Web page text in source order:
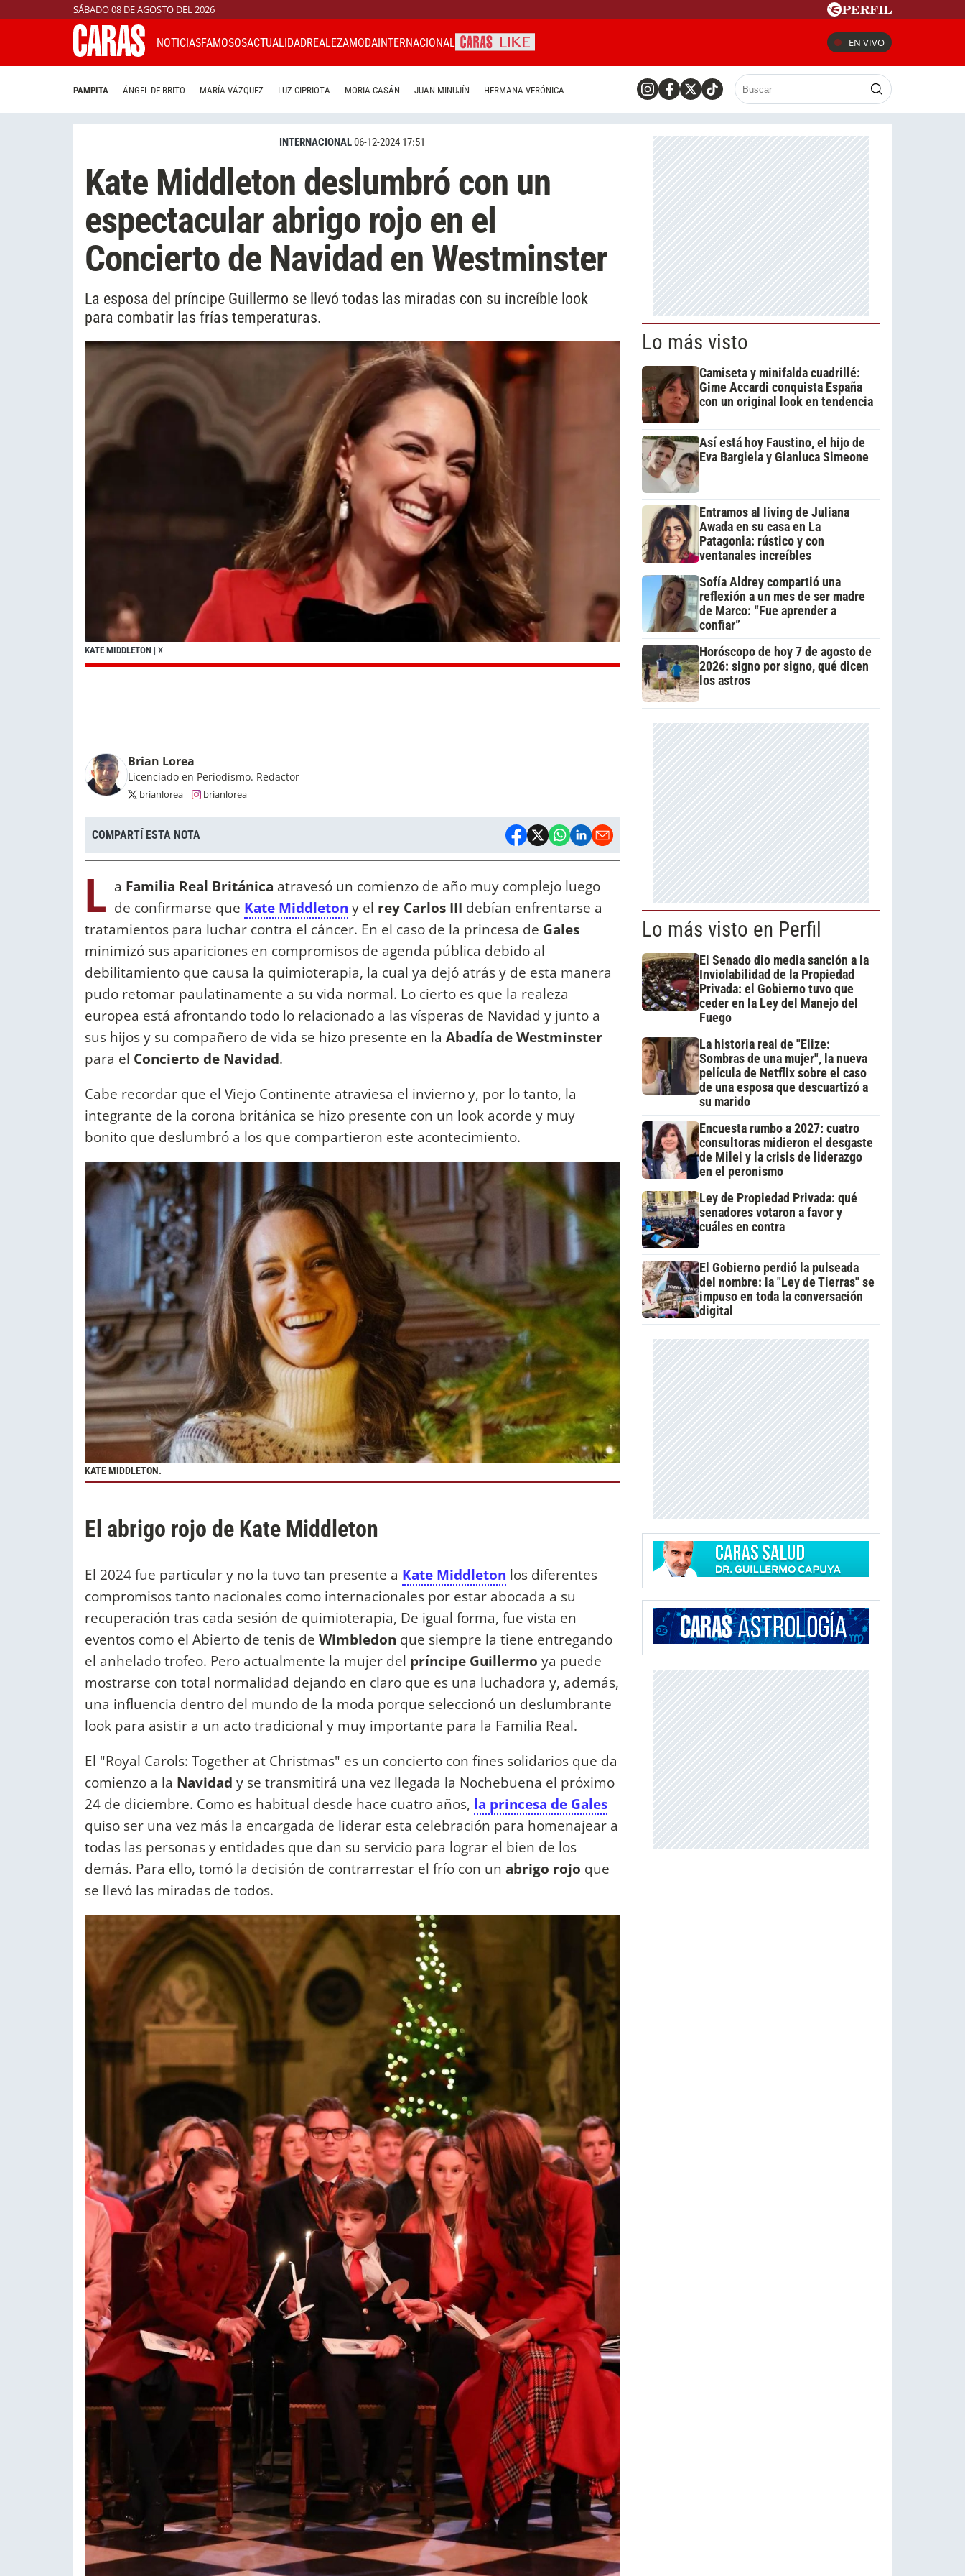
SÁBADO 08 DE AGOSTO DEL 2026
NOTICIASFAMOSOSACTUALIDADREALEZAMODAINTERNACIONAL EN VIVO
PAMPITA ÁNGEL DE BRITO MARÍA VÁZQUEZ LUZ CIPRIOTA MORIA CASÁN JUAN MINUJÍN HERMANA VERÓNICA
INTERNACIONAL06-12-2024 17:51
Kate Middleton deslumbró con un
espectacular abrigo rojo en el
Concierto de Navidad en Westminster
La esposa del príncipe Guillermo se llevó todas las miradas con su increíble look
para combatir las frías temperaturas.
KATE MIDDLETON | X
Brian Lorea
Licenciado en Periodismo. Redactor
brianlorea brianlorea
COMPARTÍ ESTA NOTA
L a Familia Real Británica atravesó un comienzo de año muy complejo luego
de confirmarse que Kate Middleton y el rey Carlos III debían enfrentarse a
tratamientos para luchar contra el cáncer. En el caso de la princesa de Gales
minimizó sus apariciones en compromisos de agenda pública debido al
debilitamiento que causa la quimioterapia, la cual ya dejó atrás y de esta manera
pudo retomar paulatinamente a su vida normal. Lo cierto es que la realeza
europea está afrontando todo lo relacionado a las vísperas de Navidad y junto a
sus hijos y su compañero de vida se hizo presente en la Abadía de Westminster
para el Concierto de Navidad.
Cabe recordar que el Viejo Continente atraviesa el invierno y, por lo tanto, la
integrante de la corona británica se hizo presente con un look acorde y muy
bonito que deslumbró a los que compartieron este acontecimiento.
KATE MIDDLETON.
El abrigo rojo de Kate Middleton
El 2024 fue particular y no la tuvo tan presente a Kate Middleton los diferentes
compromisos tanto nacionales como internacionales por estar abocada a su
recuperación tras cada sesión de quimioterapia, De igual forma, fue vista en
eventos como el Abierto de tenis de Wimbledon que siempre la tiene entregando
el anhelado trofeo. Pero actualmente la mujer del príncipe Guillermo ya puede
mostrarse con total normalidad dejando en claro que es una luchadora y, además,
una influencia dentro del mundo de la moda porque seleccionó un deslumbrante
look para asistir a un acto tradicional y muy importante para la Familia Real.
El "Royal Carols: Together at Christmas" es un concierto con fines solidarios que da
comienzo a la Navidad y se transmitirá una vez llegada la Nochebuena el próximo
24 de diciembre. Como es habitual desde hace cuatro años, la princesa de Gales
quiso ser una vez más la encargada de liderar esta celebración para homenajear a
todas las personas y entidades que dan su servicio para lograr el bien de los
demás. Para ello, tomó la decisión de contrarrestar el frío con un abrigo rojo que
se llevó las miradas de todos.
Lo más visto
Camiseta y minifalda cuadrillé:
Gime Accardi conquista España
con un original look en tendencia
Así está hoy Faustino, el hijo de
Eva Bargiela y Gianluca Simeone
Entramos al living de Juliana
Awada en su casa en La
Patagonia: rústico y con
ventanales increíbles
Sofía Aldrey compartió una
reflexión a un mes de ser madre
de Marco: “Fue aprender a
confiar”
Horóscopo de hoy 7 de agosto de
2026: signo por signo, qué dicen
los astros
Lo más visto en Perfil
El Senado dio media sanción a la
Inviolabilidad de la Propiedad
Privada: el Gobierno tuvo que
ceder en la Ley del Manejo del
Fuego
La historia real de "Elize:
Sombras de una mujer", la nueva
película de Netflix sobre el caso
de una esposa que descuartizó a
su marido
Encuesta rumbo a 2027: cuatro
consultoras midieron el desgaste
de Milei y la crisis de liderazgo
en el peronismo
Ley de Propiedad Privada: qué
senadores votaron a favor y
cuáles en contra
El Gobierno perdió la pulseada
del nombre: la "Ley de Tierras" se
impuso en toda la conversación
digital